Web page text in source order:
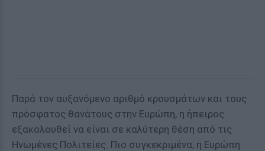
Παρά τον αυξανόμενο αριθμό κρουσμάτων και τους
πρόσφατος θανάτους στην Ευρώπη, η ήπειρος
εξακολουθεί να είναι σε καλύτερη θέση από τις
Ηνωμένες Πολιτείες. Πιο συγκεκριμένα, η Ευρώπη